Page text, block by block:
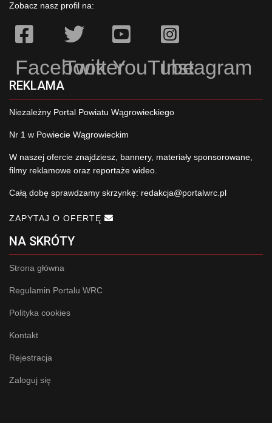
Zobacz nasz profil na:
Facebook
TwitterYouTubeInstagram
REKLAMA
Niezależny Portal Powiatu Wągrowieckiego
Nr 1 w Powiecie Wągrowieckim
W naszej ofercie znajdziesz, bannery, materiały sponsorowane,
filmy reklamowe oraz reportaże wideo.
Całą dobę sprawdzamy skrzynkę: redakcja@portalwrc.pl
ZAPYTAJ O OFERTĘ
NA SKRÓTY
Strona główna
Regulamin Portalu WRC
Polityka cookies
Kontakt
Rejestracja
Zaloguj się